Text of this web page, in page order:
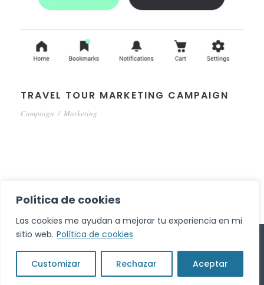
Política de cookies
Las cookies me ayudan a mejorar tu experiencia en mi
sitio web. Política de cookies
Customizar Rechazar Aceptar
TRAVEL TOUR MARKETING CAMPAIGN
Campaign / Marketing
© COPYRIGHT 2025 BINOVO IT HUMAN PROJECT SL
| ALL RIGHTS RESERVED.POLÍTICA DE PRIVACIDAD